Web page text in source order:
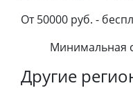
От 50000 руб. -
Минимальная
Другие